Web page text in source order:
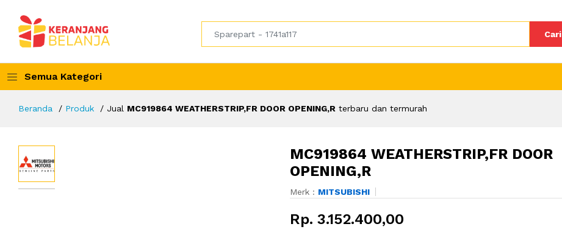
Cari
Semua Kategori
Beranda Produk Jual MC919864 WEATHERSTRIP,FR DOOR OPENING,R terbaru dan termurah
MC919864 WEATHERSTRIP,FR DOOR
OPENING,R
Merk : MITSUBISHI
Rp. 3.152.400,00